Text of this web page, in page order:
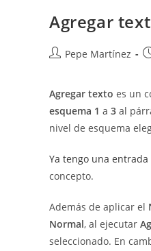
Agregar
Autor
entrada:
Pepe Martínez
Agregar texto es un
esquema 1 a 3 al
nivel de esquema
Ya tengo una
concepto.
Además de aplicar el
Normal, al ejecutar
seleccionado. En